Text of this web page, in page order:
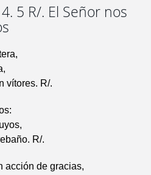
5 R/. El Señor nos
vítores. R/.
R/.
acción de gracias,